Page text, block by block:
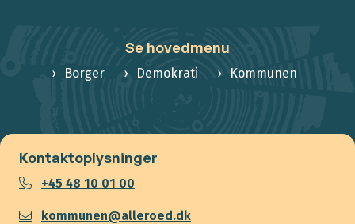
Se hovedmenu
Borger Demokrati Kommunen
Kontaktoplysninger
+45 48 10 01 00
kommunen@alleroed.dk